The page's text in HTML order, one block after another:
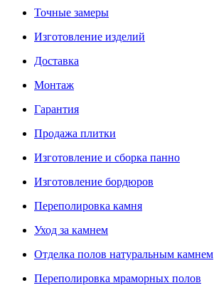
Точные замеры
Изготовление изделий
Доставка
Монтаж
Гарантия
Продажа плитки
Изготовление и сборка панно
Изготовление бордюров
Переполировка камня
Уход за камнем
Отделка полов натуральным камнем
Переполировка мраморных полов